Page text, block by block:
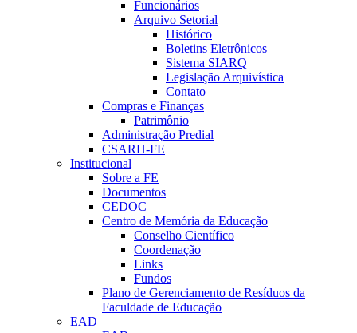
Funcionários
Arquivo Setorial
Histórico
Boletins Eletrônicos
Sistema SIARQ
Legislação Arquivística
Contato
Compras e Finanças
Patrimônio
Administração Predial
CSARH-FE
Institucional
Sobre a FE
Documentos
CEDOC
Centro de Memória da Educação
Conselho Científico
Coordenação
Links
Fundos
Plano de Gerenciamento de Resíduos da
Faculdade de Educação
EAD